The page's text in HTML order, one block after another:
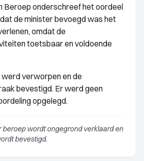
Beroep onderschreef het oordeel
de minister bevoegd was het
omdat de
toetsbaar en voldoende
verworpen en de
bevestigd. Er werd geen
opgelegd.
beroep wordt ongegrond verklaard en
bevestigd.